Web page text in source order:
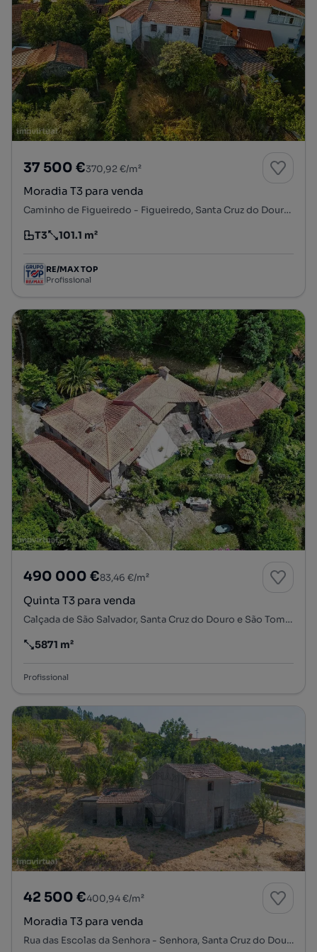
37 500 €370,92 €/m²
Moradia T3 para venda
Caminho de Figueiredo - Figueiredo, Santa Cruz do Douro e São Tomé de Covelas, Baião, Porto
Tipologia
T3
Preço por metro quadrado
101.1 m²
RE/MAX TOP
Profissional
490 000 €83,46 €/m²
Quinta T3 para venda
Calçada de São Salvador, Santa Cruz do Douro e São Tomé de Covelas, Baião, Porto
Preço por metro quadrado
5871 m²
Profissional
42 500 €400,94 €/m²
Moradia T3 para venda
Rua das Escolas da Senhora - Senhora, Santa Cruz do Douro e São Tomé de Covelas, Baião, Porto